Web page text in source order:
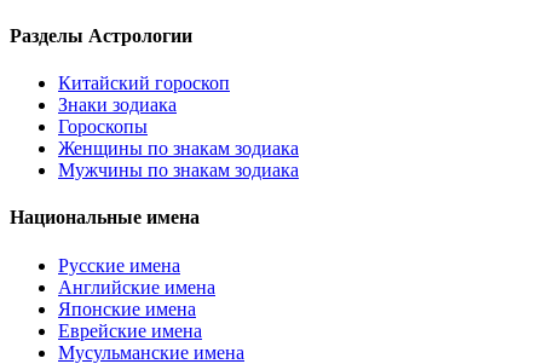
Разделы Астрологии
Китайский гороскоп
Знаки зодиака
Гороскопы
Женщины по знакам зодиака
Мужчины по знакам зодиака
Национальные имена
Русские имена
Английские имена
Японские имена
Еврейские имена
Мусульманские имена